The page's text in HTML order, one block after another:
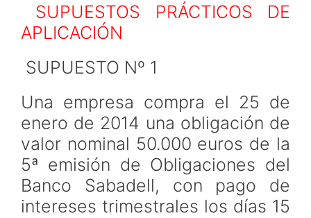
SUPUESTOS PRÁCTICOS DE
APLICACIÓN
SUPUESTO Nº 1
Una empresa compra el 25 de
enero de 2014 una obligación de
valor nominal 50.000 euros de la
5ª emisión de Obligaciones del
Banco Sabadell, con pago de
intereses trimestrales los días 15